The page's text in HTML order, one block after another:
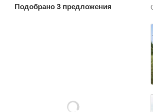
Подобрано3 предложения